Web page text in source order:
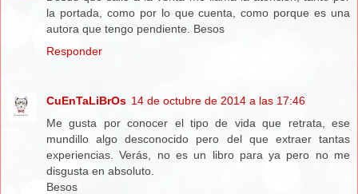
la portada, como por lo que cuenta, como porque es una
autora que tengo pendiente. Besos
Responder
CuEnTaLiBrOs 14 de octubre de 2014 a las 17:46
Me gusta por conocer el tipo de vida que retrata, ese
mundillo algo desconocido pero del que extraer tantas
experiencias. Verás, no es un libro para ya pero no me
disgusta en absoluto.
Besos